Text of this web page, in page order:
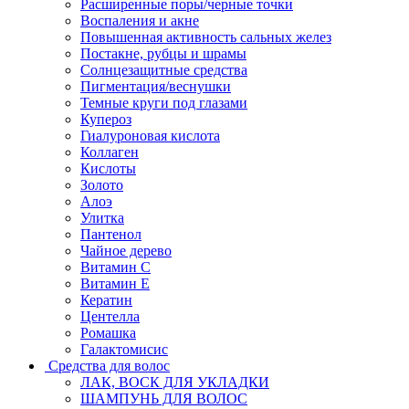
Расширенные поры/черные точки
Воспаления и акне
Повышенная активность сальных желез
Постакне, рубцы и шрамы
Солнцезащитные средства
Пигментация/веснушки
Темные круги под глазами
Купероз
Гиалуроновая кислота
Коллаген
Кислоты
Золото
Алоэ
Улитка
Пантенол
Чайное дерево
Витамин C
Витамин Е
Кератин
Центелла
Ромашка
Галактомисис
Средства для волос
ЛАК, ВОСК ДЛЯ УКЛАДКИ
ШАМПУНЬ ДЛЯ ВОЛОС